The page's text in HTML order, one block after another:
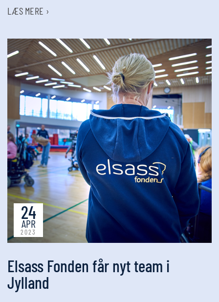
LÆS MERE ›
24
APR
2023
Elsass Fonden får nyt team i
Jylland